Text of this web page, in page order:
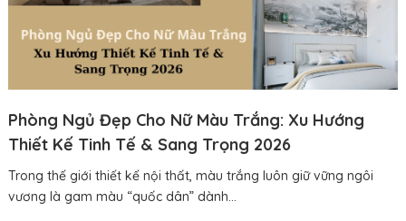
Phòng Ngủ Đẹp Cho Nữ Màu Trắng: Xu Hướng
Thiết Kế Tinh Tế & Sang Trọng 2026
Trong thế giới thiết kế nội thất, màu trắng luôn giữ vững ngôi
vương là gam màu “quốc dân” dành...